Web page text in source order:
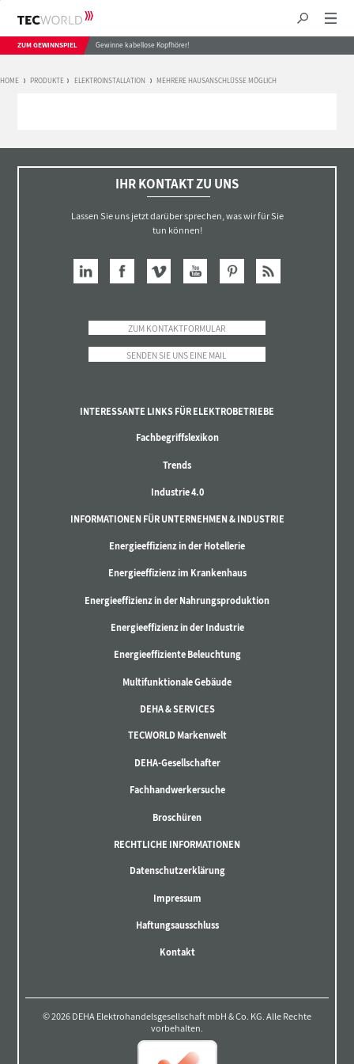
ZUM GEWINNSPIEL Gewinne kabellose Kopfhörer!
HOME PRODUKTE ELEKTROINSTALLATION MEHRERE HAUSANSCHLÜSSE MÖGLICH
IHR KONTAKT ZU UNS
Lassen Sie uns jetzt darüber sprechen, was wir für Sie
tun können!
ZUM KONTAKTFORMULAR
SENDEN SIE UNS EINE MAIL
INTERESSANTE LINKS FÜR ELEKTROBETRIEBE
Fachbegriffslexikon
Trends
Industrie 4.0
INFORMATIONEN FÜR UNTERNEHMEN & INDUSTRIE
Energieeffizienz in der Hotellerie
Energieeffizienz im Krankenhaus
Energieeffizienz in der Nahrungsproduktion
Energieeffizienz in der Industrie
Energieeffiziente Beleuchtung
Multifunktionale Gebäude
DEHA & SERVICES
TECWORLD Markenwelt
DEHA-Gesellschafter
Fachhandwerkersuche
Broschüren
RECHTLICHE INFORMATIONEN
Datenschutzerklärung
Impressum
Haftungsausschluss
Kontakt
© 2026 DEHA Elektrohandelsgesellschaft mbH & Co. KG. Alle Rechte
vorbehalten.